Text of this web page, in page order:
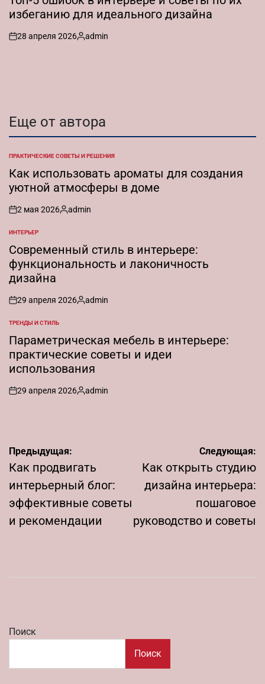
избеганию для идеального дизайна
on
28 апреля 2026
Запись
admin
Еще от автора
ОПУБЛИКОВАНО
В
ПРАКТИЧЕСКИЕ СОВЕТЫ И РЕШЕНИЯ
Как использовать ароматы для создания
уютной атмосферы в доме
on
2 мая 2026
Запись
admin
ОПУБЛИКОВАНО
В
ИНТЕРЬЕР
Современный стиль в интерьере:
функциональность и лаконичность
дизайна
on
29 апреля 2026
Запись
admin
ОПУБЛИКОВАНО
В
ТРЕНДЫ И СТИЛЬ
Параметрическая мебель в интерьере:
практические советы и идеи
использования
on
29 апреля 2026
Запись
admin
Навигация
по
записям
Предыдущая:
Как продвигать
интерьерный блог:
эффективные советы
и рекомендации
Следующая:
Как открыть студию
дизайна интерьера:
пошаговое
руководство и советы
Поиск
Поиск